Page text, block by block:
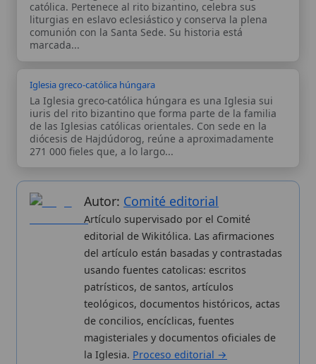
editorial de Wikitólica. Las afirmaciones
del artículo están basadas y contrastadas
usando fuentes catolicas: escritos
de concilios, encíclicas, fuentes
magisteriales y documentos oficiales de
la Iglesia.Proceso editorial →
analíticas anónimas. LicenciaCC BY-SA(texto). Editado en
Valencia, España. ISSN: 3101-7339. Bajo el patrocinio de San
Carlo Acutis.
Sobre nosotros
Proceso editorial
Publicación seriada
Datos abiertos
Estadísticas
Aviso legal
Política de privacidad
Categorias
Nuevas entradas
Cambios recientes
Aplicaciones
Kit de Prensa
Widgets para tu web
✦ SÍGUENOS EN
Canal de WhatsApp
Únete · publicación regular